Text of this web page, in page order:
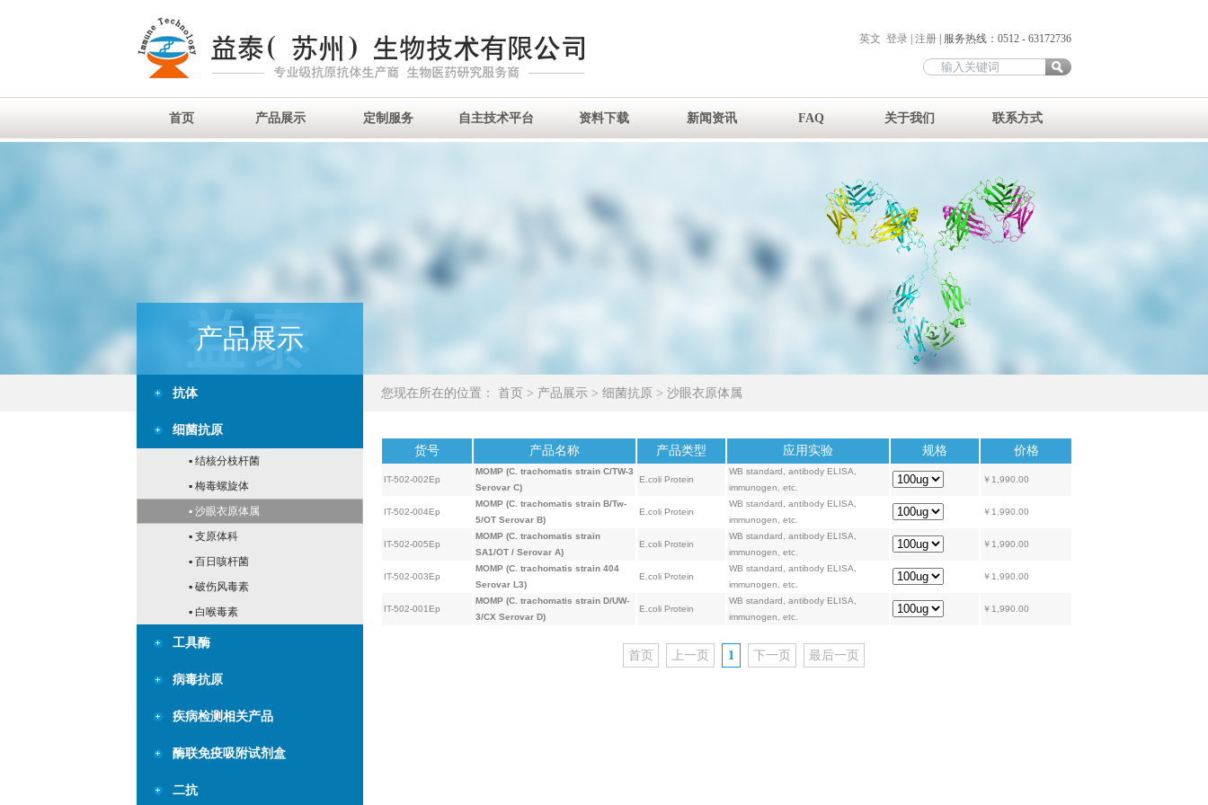
英文 登录 注册 | 服务热线：0512 - 63172736
首页 产品展示 定制服务 自主技术平台 资料下载 新闻资讯 FAQ 关于我们 联系方式
产品展示
抗体
细菌抗原
▪ 结核分枝杆菌
▪ 梅毒螺旋体
▪ 沙眼衣原体属
▪ 支原体科
▪ 百日咳杆菌
▪ 破伤风毒素
▪ 白喉毒素
工具酶
病毒抗原
疾病检测相关产品
酶联免疫吸附试剂盒
二抗
您现在所在的位置： 首页 > 产品展示 > 细菌抗原 > 沙眼衣原体属
货号 产品名称 产品类型 应用实验 规格 价格
IT-502-002Ep
MOMP (C. trachomatis strain C/TW-3
Serovar C)
E.coli Protein
WB standard, antibody ELISA,
immunogen, etc.
￥1,990.00
IT-502-004Ep
MOMP (C. trachomatis strain B/Tw-
5/OT Serovar B)
E.coli Protein
WB standard, antibody ELISA,
immunogen, etc.
￥1,990.00
IT-502-005Ep
MOMP (C. trachomatis strain
SA1/OT / Serovar A)
E.coli Protein
WB standard, antibody ELISA,
immunogen, etc.
￥1,990.00
IT-502-003Ep
MOMP (C. trachomatis strain 404
Serovar L3)
E.coli Protein
WB standard, antibody ELISA,
immunogen, etc.
￥1,990.00
IT-502-001Ep
MOMP (C. trachomatis strain D/UW-
3/CX Serovar D)
E.coli Protein
WB standard, antibody ELISA,
immunogen, etc.
￥1,990.00
首页 上一页 1 下一页 最后一页